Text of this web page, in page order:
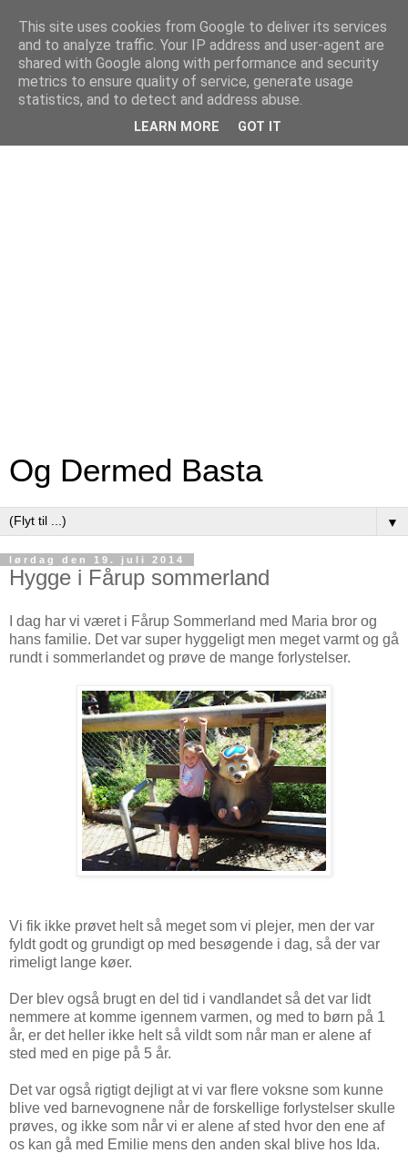
Og Dermed Basta
▼
lørdag den 19. juli 2014
Hygge i Fårup sommerland
I dag har vi været i Fårup Sommerland med Maria bror og
hans familie. Det var super hyggeligt men meget varmt og gå
rundt i sommerlandet og prøve de mange forlystelser.
Vi fik ikke prøvet helt så meget som vi plejer, men der var
fyldt godt og grundigt op med besøgende i dag, så der var
rimeligt lange køer.
Der blev også brugt en del tid i vandlandet så det var lidt
nemmere at komme igennem varmen, og med to børn på 1
år, er det heller ikke helt så vildt som når man er alene af
sted med en pige på 5 år.
Det var også rigtigt dejligt at vi var flere voksne som kunne
blive ved barnevognene når de forskellige forlystelser skulle
prøves, og ikke som når vi er alene af sted hvor den ene af
os kan gå med Emilie mens den anden skal blive hos Ida.
This site uses cookies from Google to deliver its services
and to analyze traffic. Your IP address and user-agent are
shared with Google along with performance and security
metrics to ensure quality of service, generate usage
statistics, and to detect and address abuse.
LEARN MORE GOT IT